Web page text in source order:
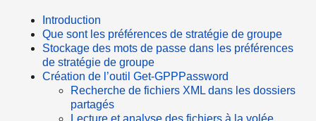
Introduction
Que sont les préférences de stratégie de groupe
Stockage des mots de passe dans les préférences
de stratégie de groupe
Création de l’outil Get-GPPPassword
Recherche de fichiers XML dans les dossiers
partagés
Lecture et analyse des fichiers à la volée